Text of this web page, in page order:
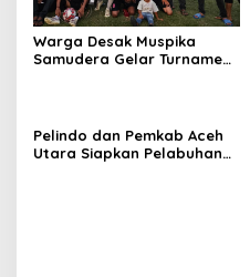
Warga Desak Muspika
Samudera Gelar Turnamen
Pelindo dan Pemkab Aceh
Utara Siapkan Pelabuhan